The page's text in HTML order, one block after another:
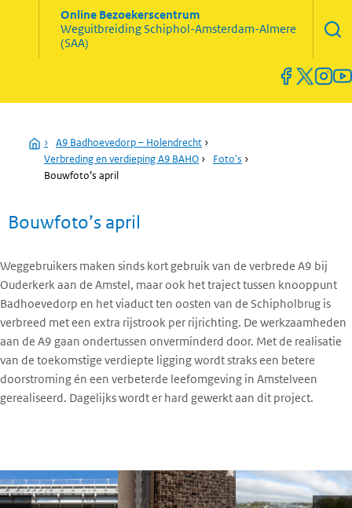
Online Bezoekerscentrum
WeguitbreidingSchiphol-Amsterdam-Almere
(SAA)
Home
› A9 Badhoevedorp – Holendrecht ›
Verbreding en verdieping A9 BAHO › Foto's ›
Bouwfoto’s april
Bouwfoto’s april
Weggebruikers maken sinds kort gebruik van de verbrede A9 bij
Ouderkerk aan de Amstel, maar ook het traject tussen knooppunt
Badhoevedorp en het viaduct ten oosten van de Schipholbrug is
verbreed met een extra rijstrook per rijrichting. De werkzaamheden
aan de A9 gaan ondertussen onverminderd door. Met de realisatie
van de toekomstige verdiepte ligging wordt straks een betere
doorstroming én een verbeterde leefomgeving in Amstelveen
gerealiseerd. Dagelijks wordt er hard gewerkt aan dit project.